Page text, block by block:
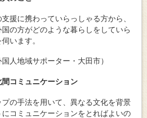
援に携わっていらっしゃる方から、
の方がどのような暮らしをしていら
います。
人地域サポーター・大田市）
コミュニケーション
の手法を用いて、異なる文化を背景
コミュニケーションをとればよいの